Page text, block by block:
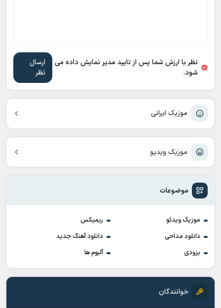
موزیک ایرانی
موزیک ویدیو
موضوعات
موزیک ویدئو
ریمیکس
دانلود مداحی
دانلود آهنگ جدید
بزودی
آلبوم ها
خوانندگان
نظر با ارزش شما پس از تایید مدیر نمایش داده می
شود.